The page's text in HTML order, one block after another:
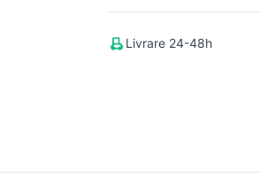
Livrare 24-48h